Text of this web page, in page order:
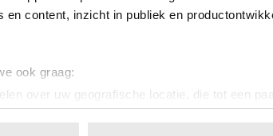
en content, inzicht in publiek en
ook graag:
over uw geografische locatie, die tot een
door het actief te scannen op specifieke